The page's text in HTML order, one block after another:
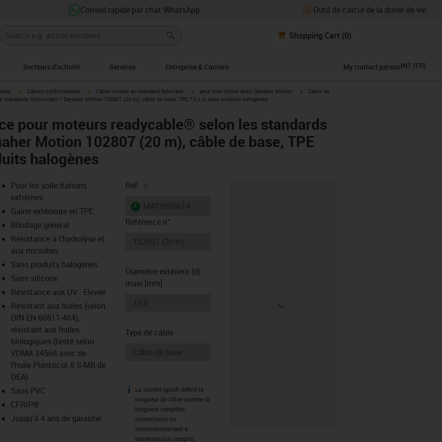
Conseil rapide par chat WhatsApp Outil de calcul de la durée de vie
Shopping Cart (0)
Secteurs d'activité Services Entreprise & Carrière My contact personINT (FR)
igus-icon-arrow-right
Câbles confectionnés igus-icon-arrow-right
Câble moteur au standard fabricant igus-icon-arrow-right
peut être utilisé avec Danaher Motion igus-icon-arrow-right
Câble de
Kollmorgen / Danaher Motion 102807 (20 m), câble de base, TPE 7,5 x d, sans produits halogènes
pour moteurs readycable® selon les standards
Motion 102807 (20 m), câble de base, TPE
halogènes
icon-lupe
icon-lupe
Pour les sollicitations
extrêmes
Gaine extérieure en TPE
Blindage général
Résistance à l'hydrolyse et
aux microbes
Sans produits halogènes
Sans silicone
Résistance aux UV : Elevée
Résistant aux huiles (selon
DIN EN 60811-404),
résistant aux huiles
biologiques (testé selon
VDMA 24568 avec de
l'huile Plantocut 8 S-MB de
DEA)
Sans PVC
CFRIP®
Jusqu'à 4 ans de garantie
Réf.
igus-icon-lieferzeit
Référence n°
Diamètre extérieur (d)
maxi [mm]
Type de câble
igus-icon-info
La société igus® définit la
longueur de câble comme la
longueur complète,
connecteurs ou
confectionnement à
extrémité nue compris.